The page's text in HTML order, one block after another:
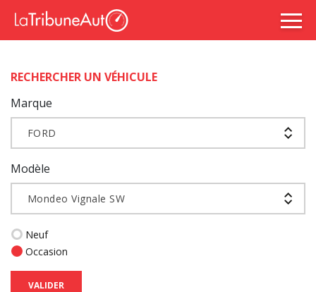
RECHERCHER UN VÉHICULE
Marque
FORD
Modèle
Mondeo Vignale SW
Neuf
Occasion
VALIDER